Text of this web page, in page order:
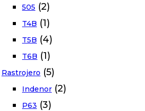
505 (2)
T4B (1)
T5B (4)
T6B (1)
Rastrojero (5)
Indenor (2)
P63 (3)